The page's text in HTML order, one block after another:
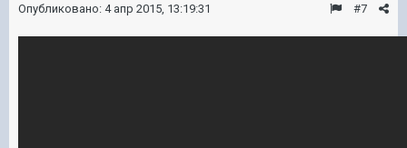
#7
Опубликовано: 4 апр 2015, 13:19:31